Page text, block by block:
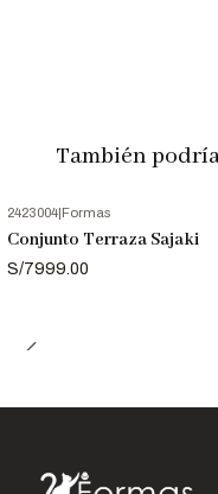
También
2423004|Formas
Conjunto Terraza Sajaki
S/7999.00